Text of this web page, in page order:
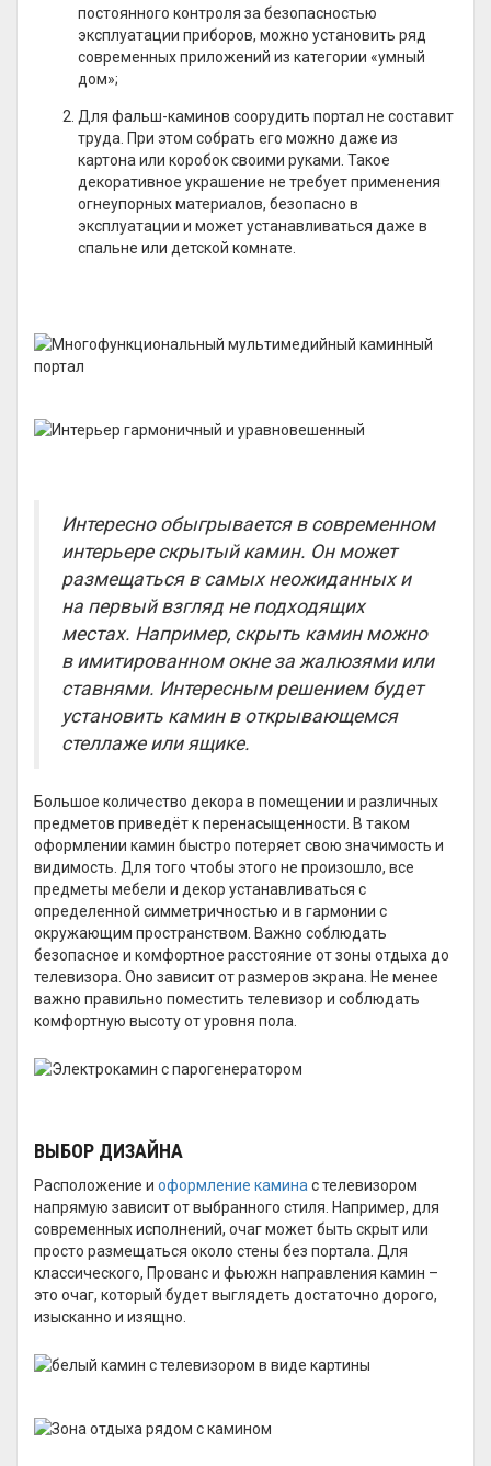
постоянного контроля за безопасностью
эксплуатации приборов, можно установить ряд
современных приложений из категории «умный
дом»;
Для фальш-каминов соорудить портал не составит
труда. При этом собрать его можно даже из
картона или коробок своими руками. Такое
декоративное украшение не требует применения
огнеупорных материалов, безопасно в
эксплуатации и может устанавливаться даже в
спальне или детской комнате.
Интересно обыгрывается в современном
интерьере скрытый камин. Он может
размещаться в самых неожиданных и
на первый взгляд не подходящих
местах. Например, скрыть камин можно
в имитированном окне за жалюзями или
ставнями. Интересным решением будет
установить камин в открывающемся
стеллаже или ящике.
Большое количество декора в помещении и различных
предметов приведёт к перенасыщенности. В таком
оформлении камин быстро потеряет свою значимость и
видимость. Для того чтобы этого не произошло, все
предметы мебели и декор устанавливаться с
определенной симметричностью и в гармонии с
окружающим пространством. Важно соблюдать
безопасное и комфортное расстояние от зоны отдыха до
телевизора. Оно зависит от размеров экрана. Не менее
важно правильно поместить телевизор и соблюдать
комфортную высоту от уровня пола.
ВЫБОР ДИЗАЙНА
Расположение и оформление камина с телевизором
напрямую зависит от выбранного стиля. Например, для
современных исполнений, очаг может быть скрыт или
просто размещаться около стены без портала. Для
классического, Прованс и фьюжн направления камин –
это очаг, который будет выглядеть достаточно дорого,
изысканно и изящно.